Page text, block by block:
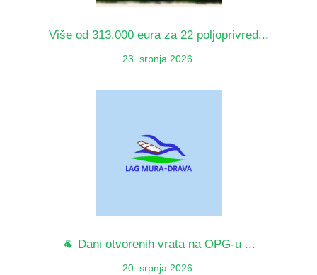
Više od 313.000 eura za 22 poljoprivred...
23. srpnja 2026.
🐐 Dani otvorenih vrata na OPG-u ...
20. srpnja 2026.